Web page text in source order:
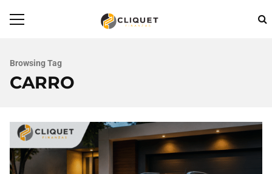
Browsing Tag
CARRO